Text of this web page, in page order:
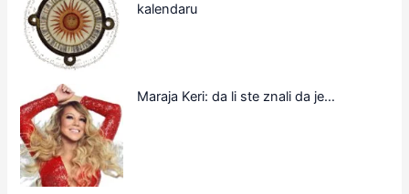
kalendaru
Maraja Keri: da li ste znali da je…